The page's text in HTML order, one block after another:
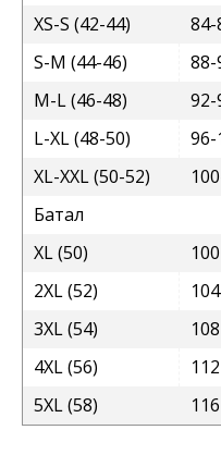
XS-S (42-44)
84-
S-M (44-46)
88-
M-L (46-48)
92-
L-XL (48-50)
96-
XL-XXL (50-52)
Батал
XL (50)
100
2XL (52)
104
3XL (54)
108
4XL (56)
112
5XL (58)
116